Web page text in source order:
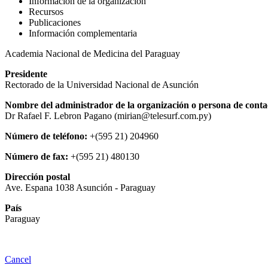
Recursos
Publicaciones
Información complementaria
Academia Nacional de Medicina del Paraguay
Presidente
Rectorado de la Universidad Nacional de Asunción
Nombre del administrador de la organización o persona de
Dr Rafael F. Lebron Pagano (mirian@telesurf.com.py)
Número de teléfono: +(595 21) 204960
Número de fax: +(595 21) 480130
Dirección postal
Ave. Espana 1038 Asunción - Paraguay
País
Paraguay
Cancel